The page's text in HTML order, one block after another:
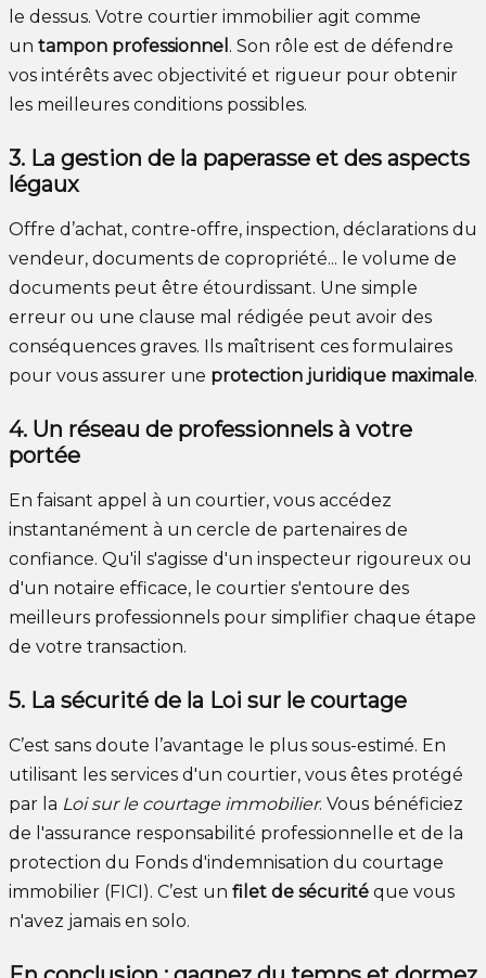
le dessus. Votre courtier immobilier agit comme
un tampon professionnel . Son rôle est de défendre
vos intérêts avec objectivité et rigueur pour obtenir
les meilleures conditions possibles.
3. La gestion de la paperasse et des aspects
légaux
Offre d’achat, contre-offre, inspection, déclarations du
vendeur, documents de copropriété... le volume de
documents peut être étourdissant. Une simple
erreur ou une clause mal rédigée peut avoir des
conséquences graves. Ils maîtrisent ces formulaires
pour vous assurer une protection juridique maximale.
4. Un réseau de professionnels à votre
portée
En faisant appel à un courtier, vous accédez
instantanément à un cercle de partenaires de
confiance. Qu'il s'agisse d'un inspecteur rigoureux ou
d'un notaire efficace, le courtier s'entoure des
meilleurs professionnels pour simplifier chaque étape
de votre transaction.
5. La sécurité de la Loi sur le courtage
C’est sans doute l’avantage le plus sous-estimé. En
utilisant les services d'un courtier, vous êtes protégé
par la Loi sur le courtage immobilier. Vous bénéficiez
de l'assurance responsabilité professionnelle et de la
protection du Fonds d'indemnisation du courtage
immobilier (FICI). C’est un filet de sécurité que vous
n'avez jamais en solo.